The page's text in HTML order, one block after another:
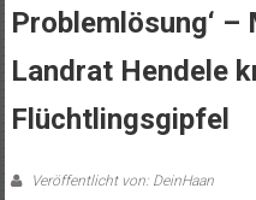
Problemlösung‘ –
Landrat Hendele
Flüchtlingsgipfel
Veröffentlicht von: DeinHaan